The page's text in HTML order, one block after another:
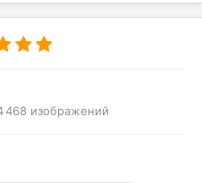
468 изображений